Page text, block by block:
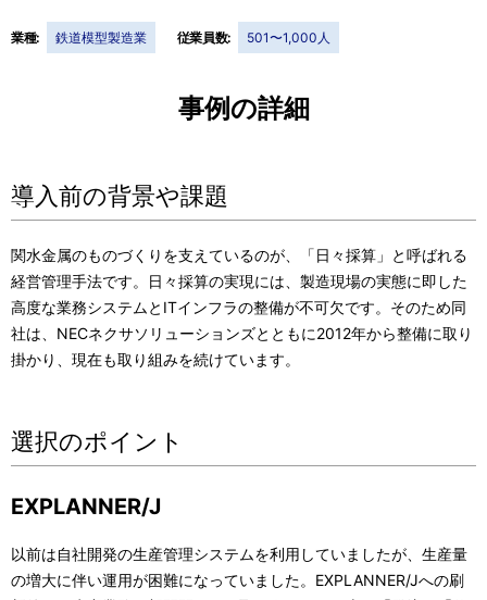
ー
業種: 鉄道模型製造業 従業員数: 501〜1,000人
事例の詳細
導入前の背景や課題
関水金属のものづくりを支えているのが、「日々採算」と呼ばれる
経営管理手法です。日々採算の実現には、製造現場の実態に即した
高度な業務システムとITインフラの整備が不可欠です。そのため同
社は、NECネクサソリューションズとともに2012年から整備に取り
掛かり、現在も取り組みを続けています。
選択のポイント
EXPLANNER/J
以前は自社開発の生産管理システムを利用していましたが、生産量
の増大に伴い運用が困難になっていました。EXPLANNER/Jへの刷